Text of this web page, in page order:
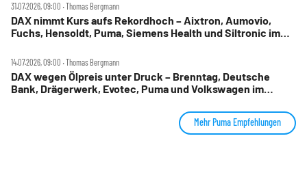
31.07.2026, 09:00 ‧ Thomas Bergmann
DAX nimmt Kurs aufs Rekordhoch – Aixtron, Aumovio,
Fuchs, Hensoldt, Puma, Siemens Health und Siltronic im
14.07.2026, 09:00 ‧ Thomas Bergmann
DAX wegen Ölpreis unter Druck – Brenntag, Deutsche
Bank, Drägerwerk, Evotec, Puma und Volkswagen im
Mehr Puma Empfehlungen